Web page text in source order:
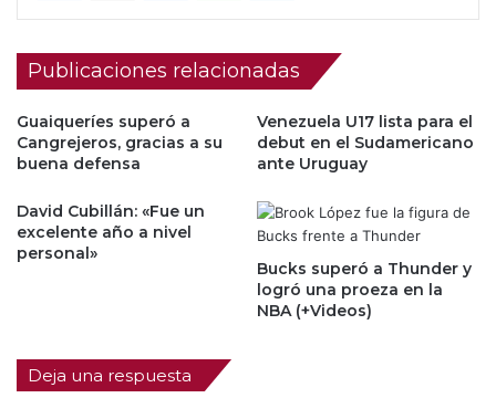
Publicaciones relacionadas
Guaiqueríes superó a
Cangrejeros, gracias a su
buena defensa
Venezuela U17 lista para el
debut en el Sudamericano
ante Uruguay
David Cubillán: «Fue un
excelente año a nivel
personal»
Bucks superó a Thunder y
logró una proeza en la
NBA (+Videos)
Deja una respuesta